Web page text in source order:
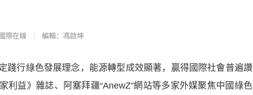
際在線 編輯：馮啟坤
行綠色發展理念，能源轉型成效顯著，贏得國際社會普遍讚
利益》雜誌、阿塞拜疆“AnewZ”網站等多家外媒聚焦中國綠色